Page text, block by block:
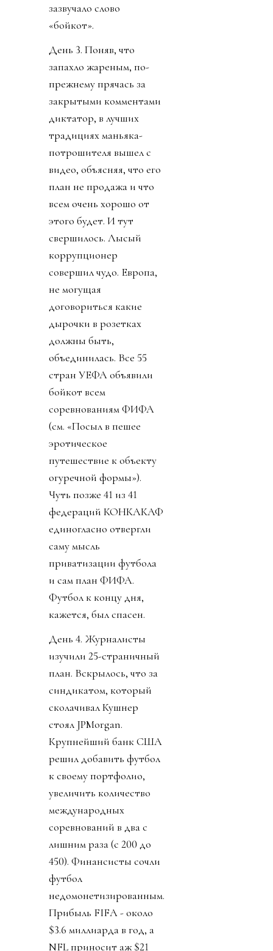
зазвучало слово
«бойкот».
День 3. Поняв, что
запахло жареным, по-
прежнему прячась за
закрытыми комментами
диктатор, в лучших
традициях маньяка-
потрошителя вышел с
видео, объясняя, что его
план не продажа и что
всем очень хорошо от
этого будет. И тут
свершилось. Лысый
коррупционер
совершил чудо. Европа,
не могущая
договориться какие
дырочки в розетках
должны быть,
объединилась. Все 55
стран УЕФА объявили
бойкот всем
соревнованиям ФИФА
(см. «Посыл в пешее
эротическое
путешествие к объекту
огуречной формы»).
Чуть позже 41 из 41
федераций КОНКАКАФ
единогласно отвергли
саму мысль
приватизации футбола
и сам план ФИФА.
Футбол к концу дня,
кажется, был спасен.
День 4. Журналисты
изучили 25-страничный
план. Вскрылось, что за
синдикатом, который
сколачивал Кушнер
стоял JPMorgan.
Крупнейший банк США
решил добавить футбол
к своему портфолио,
увеличить количество
международных
соревнований в два с
лишним раза (с 200 до
450). Финансисты сочли
футбол
недомонетизированным.
Прибыль FIFA - около
$3.6 миллиарда в год, а
NFL приносит аж $21